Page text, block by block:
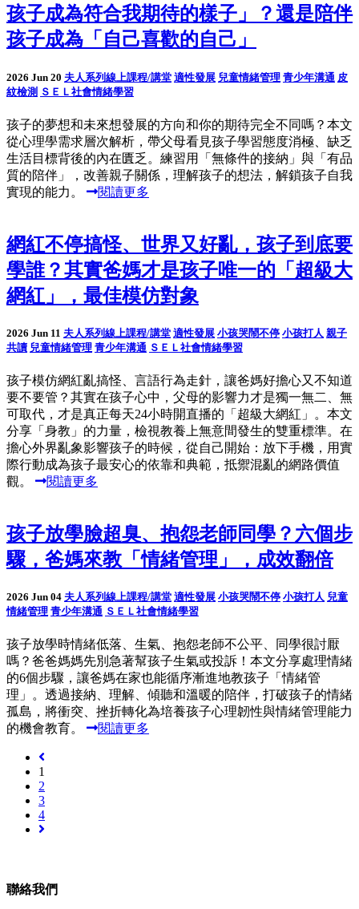
孩子成為符合我期待的樣子」？還是陪伴
孩子成為「自己喜歡的自己」
2026 Jun 20 夫人系列線上課程/講堂 適性發展 兒童情緒管理 青少年溝通 皮
紋檢測 ＳＥＬ社會情緒學習
孩子的夢想和未來想發展的方向和你的期待完全不同嗎？本文
從心理學需求層次解析，帶父母看見孩子學習態度消極、缺乏
生活目標背後的內在匱乏。練習用「無條件的接納」與「有品
質的陪伴」，改善親子關係，理解孩子的想法，解鎖孩子自我
實現的能力。
閱讀更多
網紅不停搞怪、世界又好亂，孩子到底要
學誰？其實爸媽才是孩子唯一的「超級大
網紅」，最佳模仿對象
2026 Jun 11 夫人系列線上課程/講堂 適性發展 小孩哭鬧不停 小孩打人 親子
共讀 兒童情緒管理 青少年溝通 ＳＥＬ社會情緒學習
孩子模仿網紅亂搞怪、言語行為走針，讓爸媽好擔心又不知道
要不要管？其實在孩子心中，父母的影響力才是獨一無二、無
可取代，才是真正每天24小時開直播的「超級大網紅」。本文
分享「身教」的力量，檢視教養上無意間發生的雙重標準。在
擔心外界亂象影響孩子的時候，從自己開始：放下手機，用實
際行動成為孩子最安心的依靠和典範，抵禦混亂的網路價值
觀。
閱讀更多
孩子放學臉超臭、抱怨老師同學？六個步
驟，爸媽來教「情緒管理」，成效翻倍
2026 Jun 04 夫人系列線上課程/講堂 適性發展 小孩哭鬧不停 小孩打人 兒童
情緒管理 青少年溝通 ＳＥＬ社會情緒學習
孩子放學時情緒低落、生氣、抱怨老師不公平、同學很討厭
嗎？爸爸媽媽先別急著幫孩子生氣或投訴！本文分享處理情緒
的6個步驟，讓爸媽在家也能循序漸進地教孩子「情緒管
理」。透過接納、理解、傾聽和溫暖的陪伴，打破孩子的情緒
孤島，將衝突、挫折轉化為培養孩子心理韌性與情緒管理能力
的機會教育。
閱讀更多
1
2
3
4
聯絡我們